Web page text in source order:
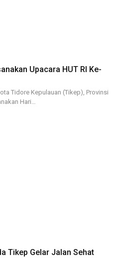
Upacara HUT RI Ke-
Tidore Kepulauan (Tikep), Provinsi
Hari…
Tikep Gelar Jalan Sehat